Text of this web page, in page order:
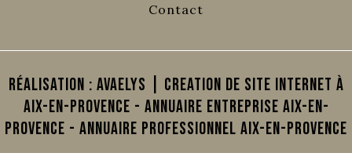
Contact
Réalisation : AVAELYS | Creation de site internet à
Aix-en-Provence - Annuaire Entreprise Aix-en-
Provence - Annuaire Professionnel Aix-en-Provence